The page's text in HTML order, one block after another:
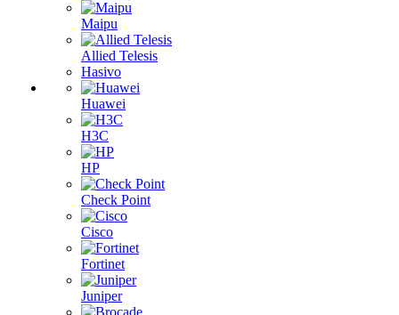
Maipu
Allied Telesis
Hasivo
Huawei
H3C
HP
Check Point
Cisco
Fortinet
Juniper